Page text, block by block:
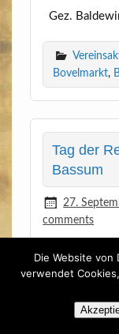
Gez.
Bovelmarkt,
Tag der
Bassum
27.
comments
Die Website
verwendet